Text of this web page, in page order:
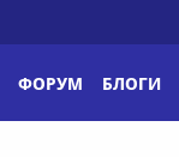
ФОРУМ БЛОГИ